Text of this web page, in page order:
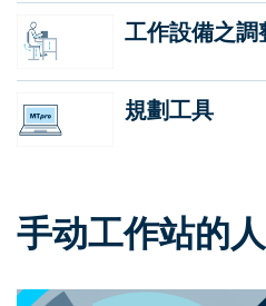
工作設備之調
規劃工具
手动工作站的